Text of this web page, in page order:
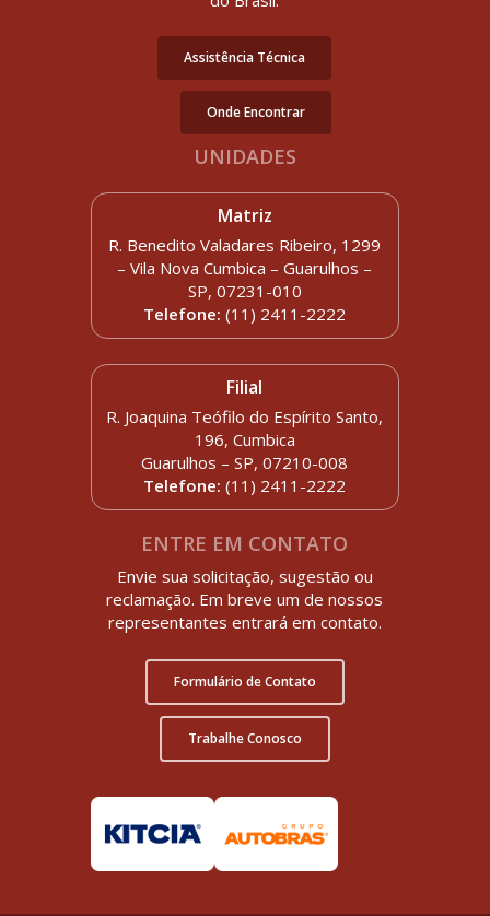
Assistência Técnica
Onde Encontrar
UNIDADES
Matriz
R. Benedito Valadares Ribeiro, 1299
– Vila Nova Cumbica – Guarulhos –
SP, 07231-010
Telefone:(11) 2411-2222
Filial
R. Joaquina Teófilo do Espírito Santo,
196, Cumbica
Guarulhos – SP, 07210-008
Telefone: (11) 2411-2222
ENTRE EM CONTATO
Envie sua solicitação, sugestão ou
reclamação. Em breve um de nossos
representantes entrará em contato.
Formulário de Contato
Trabalhe Conosco